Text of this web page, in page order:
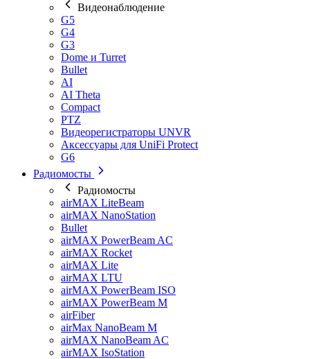
Видеонаблюдение
G5
G4
G3
Dome и Turret
Bullet
AI
AI Theta
Compact
PTZ
Видеорегистраторы UNVR
Аксессуары для UniFi Protect
G6
Радиомосты
Радиомосты
airMAX LiteBeam
airMAX NanoStation
Bullet
airMAX PowerBeam AC
airMAX Rocket
airMAX Lite
airMAX LTU
airMAX PowerBeam ISO
airMAX PowerBeam M
airFiber
airMax NanoBeam M
airMAX NanoBeam AC
airMAX IsoStation